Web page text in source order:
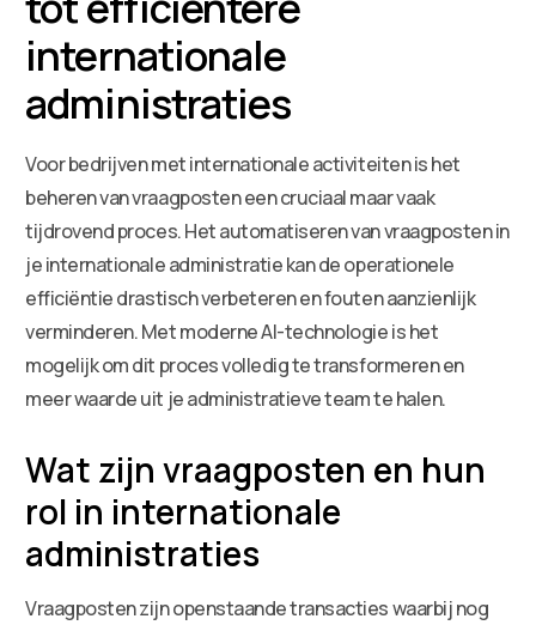
internationale
administraties
Voor bedrijven met internationale activiteiten is het
beheren van vraagposten een cruciaal maar vaak
tijdrovend proces. Het automatiseren van vraagposten in
je internationale administratie kan de operationele
efficiëntie drastisch verbeteren en fouten aanzienlijk
verminderen. Met moderne AI-technologie is het
mogelijk om dit proces volledig te transformeren en
meer waarde uit je administratieve team te halen.
Wat zijn vraagposten en hun
rol in internationale
administraties
Vraagposten zijn openstaande transacties waarbij nog